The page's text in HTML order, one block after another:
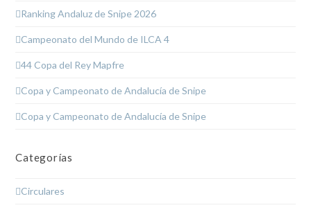
Ranking Andaluz de Snipe 2026
Campeonato del Mundo de ILCA 4
44 Copa del Rey Mapfre
Copa y Campeonato de Andalucía de Snipe
Copa y Campeonato de Andalucía de Snipe
Categorías
Circulares